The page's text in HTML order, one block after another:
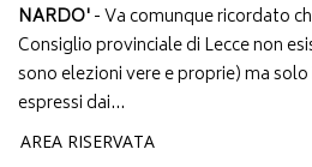
NARDO'- Va comunque ricordato
Consiglio provinciale di Lecce non
sono elezioni vere e proprie) ma
espressi dai...
AREA RISERVATA